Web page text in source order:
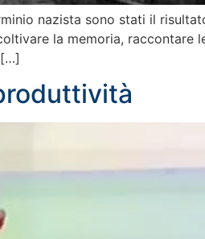
nazista sono stati il
la memoria, raccontare
[…]